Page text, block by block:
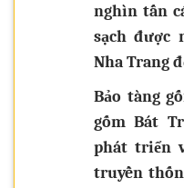
nghìn tấn
sạch được
Nha Trang
Bảo tàng
gốm Bát
phát triển
truyền